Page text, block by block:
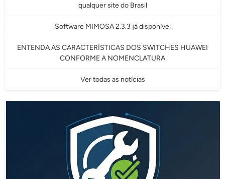
qualquer site do Brasil
Software MIMOSA 2.3.3 já disponível
ENTENDA AS CARACTERÍSTICAS DOS SWITCHES HUAWEI
CONFORME A NOMENCLATURA
Ver todas as notícias